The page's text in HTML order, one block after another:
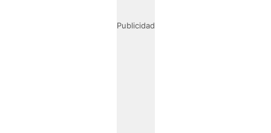
Publicidad